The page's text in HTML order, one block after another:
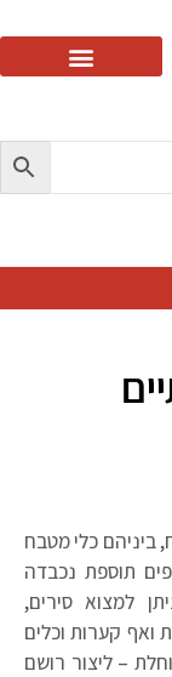
ביניהם כלי מטבח
תוספת נכבדה
למצוא סירים,
ואף קערות וכלים
– ליצור רושם